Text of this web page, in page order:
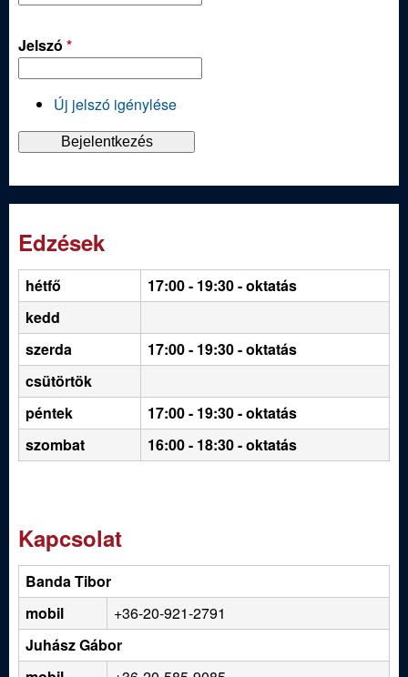
Jelszó *
Új jelszó igénylése
Edzések
hétfő 17:00 - 19:30- oktatás
kedd
szerda
17:00 - 19:30 - oktatás
csütörtök
péntek
17:00 - 19:30 - oktatás
szombat
16:00 - 18:30 - oktatás
Kapcsolat
Banda Tibor
mobil
+36-20-921-2791
Juhász Gábor